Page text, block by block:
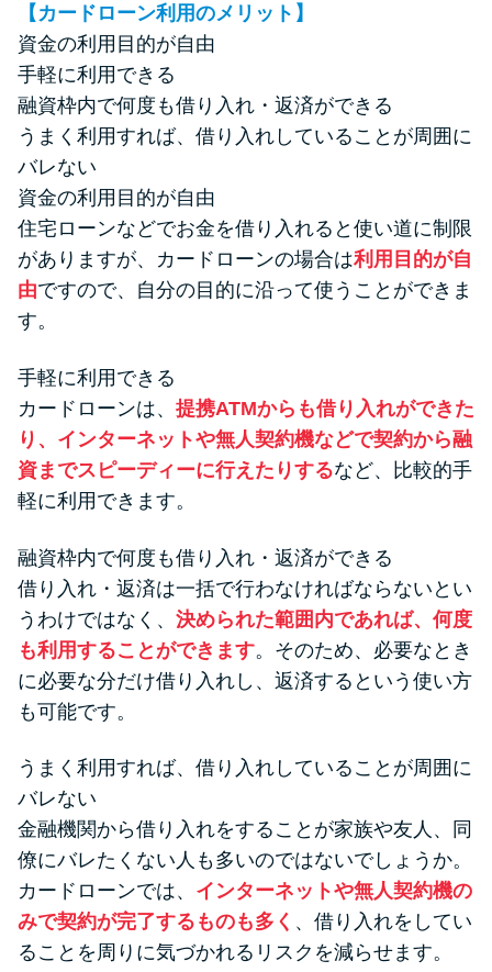
【カードローン利用のメリット】
資金の利用目的が自由
手軽に利用できる
融資枠内で何度も借り入れ・返済ができる
うまく利用すれば、借り入れしていることが周囲に
バレない
資金の利用目的が自由
住宅ローンなどでお金を借り入れると使い道に制限
がありますが、カードローンの場合は利用目的が自
由ですので、自分の目的に沿って使うことができま
す。
手軽に利用できる
カードローンは、 提携ATMからも借り入れができた
り、インターネットや無人契約機などで契約から融
資までスピーディーに行えたりするなど、比較的手
軽に利用できます。
融資枠内で何度も借り入れ・返済ができる
借り入れ・返済は一括で行わなければならないとい
うわけではなく、 決められた範囲内であれば、何度
も利用することができます。そのため、必要なとき
に必要な分だけ借り入れし、返済するという使い方
も可能です。
うまく利用すれば、借り入れしていることが周囲に
バレない
金融機関から借り入れをすることが家族や友人、同
僚にバレたくない人も多いのではないでしょうか。
カードローンでは、 インターネットや無人契約機の
みで契約が完了するものも多く 、借り入れをしてい
ることを周りに気づかれるリスクを減らせます。